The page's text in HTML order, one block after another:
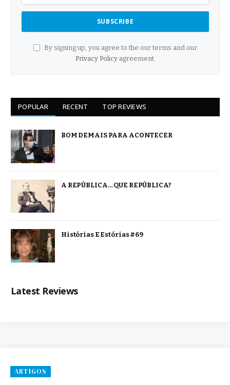
By signing up, you agree to the our terms and our
Privacy Policyagreement.
POPULAR RECENT TOP REVIEWS
BOM DEMAIS PARA ACONTECER
A REPÚBLICA… QUE REPÚBLICA?
Histórias E Estórias #69
Latest Reviews
ARTIGOS